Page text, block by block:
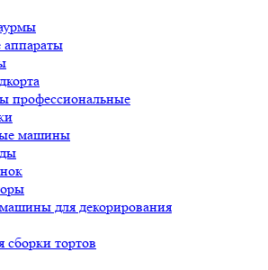
профессиональные
машины
для декорирования
тортов